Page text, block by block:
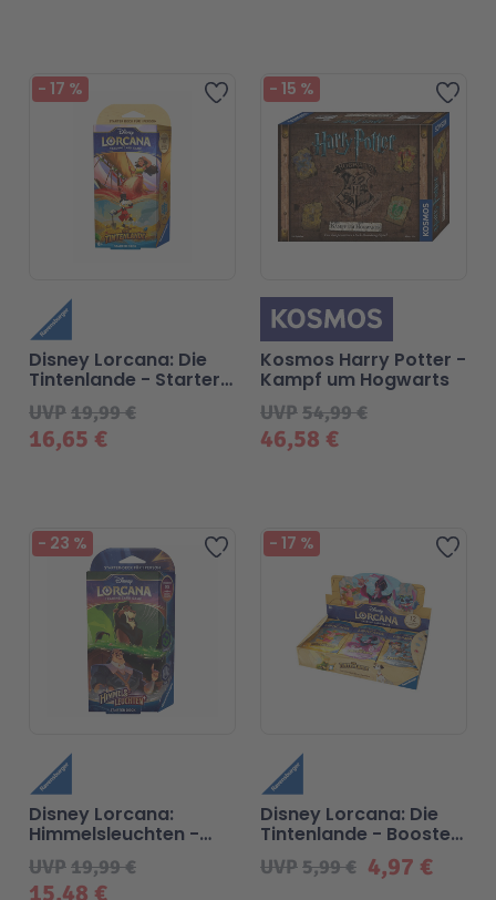
Zur Wunschliste hinzufügen
- 17 %
16,65 €
UVP19,99 €
Disney Lorcana: Die
Tintenlande - Starter
Deck Rubin und Saphir
(Deutsch)
Zur
- 15 %
46,58 €
UVP54,99 €
Kosmos Harry Potter -
Kampf um Hogwarts
Zur Wunschliste hinzufügen
- 23 %
15,48 €
UVP19,99 €
Disney Lorcana:
Himmelsleuchten -
Smaragd und Stahl -
Sarter Deck
Zur
- 17 %
4,97 €
UVP5,99 €
Disney Lorcana: Die
Tintenlande - Booster
Blindpacks